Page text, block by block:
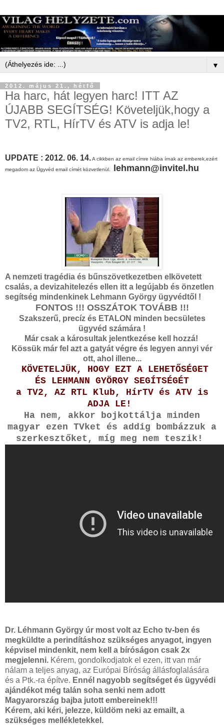
▼
2012. május 21., hétfő
Ha harc, hát legyen harc! ITT AZ
ÚJABB SEGÍTSÉG! Követeljük,hogy a
TV2, RTL, HírTV és ATV is adja le!
UPDATE : 2012. 06. 14.A cikkben az email címre hiába írnak az emberek,ezért
megadom az Ügyvéd email címét közvetlenül. lehmann@invitel.hu
A nemzeti tragédia és bűnszövetkezetben elkövetett
csalás, a devizahitelezés ellen itt a legújabb és önzetlen
segítség mindenkinek Lehmann György ügyvédtől !
FONTOS !!! OSSZÁTOK TOVÁBB !!!
Szakszerű, precíz és ETALON minden becsületes
ügyvéd számára !
Már csak a károsultak jelentkezése kell hozzá!
Kössük már fel azt a gatyát végre és legyen annyi vér
ott, ahol illene...
KÖVETELJÜK, HOGY EZT A LEHETŐSÉGET
ÉS LEHMANN GYÖRGY SEGÍTSÉGÉT
a TV2, AZ RTL Klub, HírTV és ATV is
ADJA LE!
Ha nem, akkor bojkottálja minden
magyar ezen TVket és addig bombázzuk a
szerkesztőket, míg meg nem teszik!
Dr. Léhmann György úr most volt az Echo tv-ben és
megküldte a perindításhoz szükséges anyagot, ingyen
képvisel mindenkit, nem kell a bíróságon csak 2x
megjelenni. Kérem, gondolkodjatok el ezen, itt van már
nálam a teljes anyag, az Európai Bíróság állásfoglalására
és a Ptk.-ra építve. Ennél nagyobb segítséget és ügyvédi
ajándékot még talán soha senki nem adott
Magyarország bajba jutott embereinek!!!
Kérem, aki kéri, jelezze, küldöm neki az emailt, a
szükséges mellékletekkel.